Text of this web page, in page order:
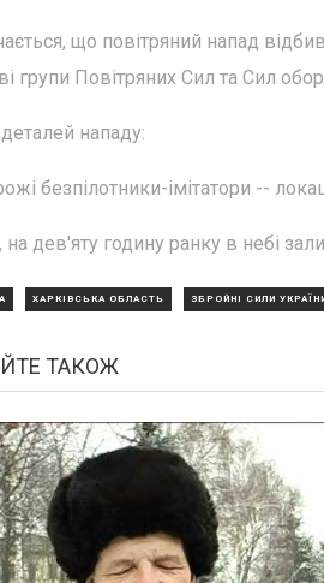
що повітряний напад
групи Повітряних Сил та Сил
нападу:
безпілотники-імітатори --
на дев'яту годину ранку в небі
ХАРКІВСЬКА ОБЛАСТЬ ЗБРОЙНІ СИЛИ
ТАКОЖ